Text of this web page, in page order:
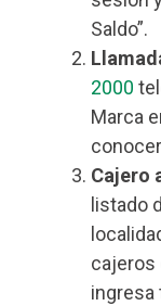
Saldo”.
2000
Marca
Cajero
listado
cajeros
ingresa